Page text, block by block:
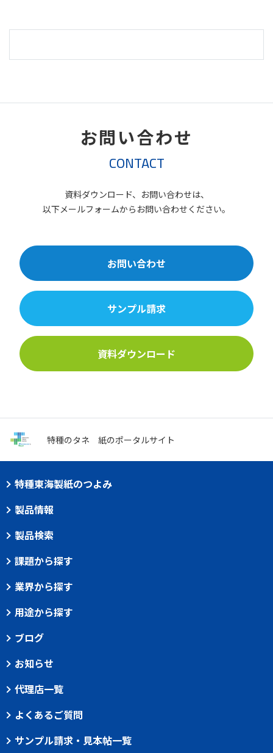
お問い合わせ
CONTACT
資料ダウンロード、お問い合わせは、
以下メールフォームからお問い合わせください。
お問い合わせ
サンプル請求
資料ダウンロード
特種のタネ 紙のポータルサイト
特種東海製紙のつよみ
製品情報
製品検索
課題から探す
業界から探す
用途から探す
ブログ
お知らせ
代理店一覧
よくあるご質問
サンプル請求・見本帖一覧